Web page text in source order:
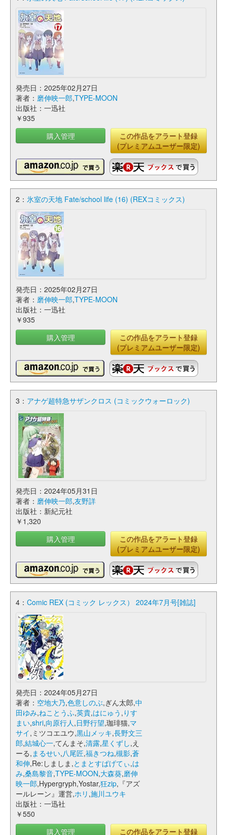
発売日：2025年02月27日
著者： 磨伸映一郎,TYPE-MOON
出版社：一迅社
￥935
購入管理
この作品をアラート登録
(プレミアムユーザー限定)
2： 氷室の天地 Fate/school life (16) (REXコミックス)
発売日：2025年02月27日
著者： 磨伸映一郎,TYPE-MOON
出版社：一迅社
￥935
購入管理
この作品をアラート登録
(プレミアムユーザー限定)
3： アナゲ超特急サザンクロス (コミックウォーロック)
発売日：2024年05月31日
著者： 磨伸映一郎,友野詳
出版社：新紀元社
￥1,320
購入管理
この作品をアラート登録
(プレミアムユーザー限定)
4： Comic REX (コミック レックス） 2024年7月号[雑誌]
発売日：2024年05月27日
著者： 空地大乃,色意しのぶ,ぎん太郎,中
田ゆみ,ねことうふ,英貴,はにゅう , りす
まい,shri,向原行人,日野行望,珈琲猫,マ
サイ,ミツコエユウ,黒山メッキ,長野文三
郎,結城心一,てんまそ,清露,星くずし,え
ーる,まるせい,八尾匠,福きつね,槻影,蒼
和伸,Re:しましま,とまとすぱげてぃ,は
み,桑島黎音,TYPE-MOON,大森葵,磨伸
映一郎,Hypergryph,Yostar,狂zip,『アズ
ールレーン』運営,ホリ ,施川ユウキ
出版社：一迅社
￥550
購入管理
この作品をアラート登録